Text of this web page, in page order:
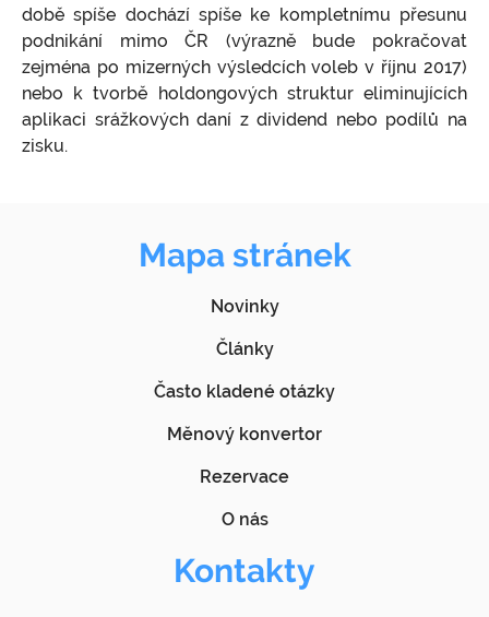
době spíše dochází spíše ke kompletnímu přesunu
podnikání mimo ČR (výrazně bude pokračovat
zejména po mizerných výsledcích voleb v říjnu 2017)
nebo k tvorbě holdongových struktur eliminujících
aplikaci srážkových daní z dividend nebo podílů na
zisku.
Mapa stránek
Novinky
Články
Často kladené otázky
Měnový konvertor
Rezervace
O nás
Kontakty